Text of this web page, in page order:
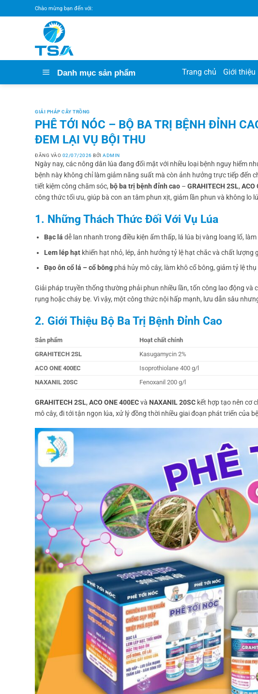
qua
Chào mừng bạn đến với:
Danh mục sản phẩm Trang chủ Giới thiệu
GIẢI PHÁP CÂY TRỒNG
PHÊ TỚI NÓC – BỘ BA TRỊ BỆNH ĐỈNH
ĐEM LẠI VỤ BỘI THU
ĐĂNG VÀO 02/07/2026 BỞIADMIN
Ngày nay, các nông dân lúa đang đối mặt với nhiều loại bệnh nguy hiểm
bệnh này không chỉ làm giảm năng suất mà còn ảnh hưởng trực tiếp đến
tiết kiệm công chăm sóc, bộ ba trị bệnh đỉnh cao – GRAHITECH 2SL, ACO
công thức tối ưu, giúp bà con an tâm phun xịt, giảm lần phun và không lo
1. Những Thách Thức Đối Với Vụ Lúa
Bạc lá dễ lan nhanh trong điều kiện ẩm thấp, lá lúa bị vàng loang lổ,
Lem lép hạtkhiến hạt nhỏ, lép, ảnh hưởng tỷ lệ hạt chắc và chất lượng
Đạo ôn cổ lá – cổ bôngphá hủy mô cây, làm khô cổ bông, giảm tỷ lệ
Giải pháp truyền thống thường phải phun nhiều lần, tốn công lao động và
rụng hoặc cháy bẹ. Vì vậy, một công thức nội hấp mạnh, lưu dẫn sâu
2. Giới Thiệu Bộ Ba Trị Bệnh Đỉnh Cao
Sản phẩm Hoạt chất chính
GRAHITECH 2SL
Kasugamycin 2%
ACO ONE 400EC
Isoprothiolane 400 g/l
NAXANIL 20SC
Fenoxanil 200 g/l
GRAHITECH 2SL, ACO ONE 400ECvà NAXANIL 20SC kết hợp tạo nên cơ
mô cây, đi tới tận ngọn lúa, xử lý đồng thời nhiều giai đoạn phát triển của